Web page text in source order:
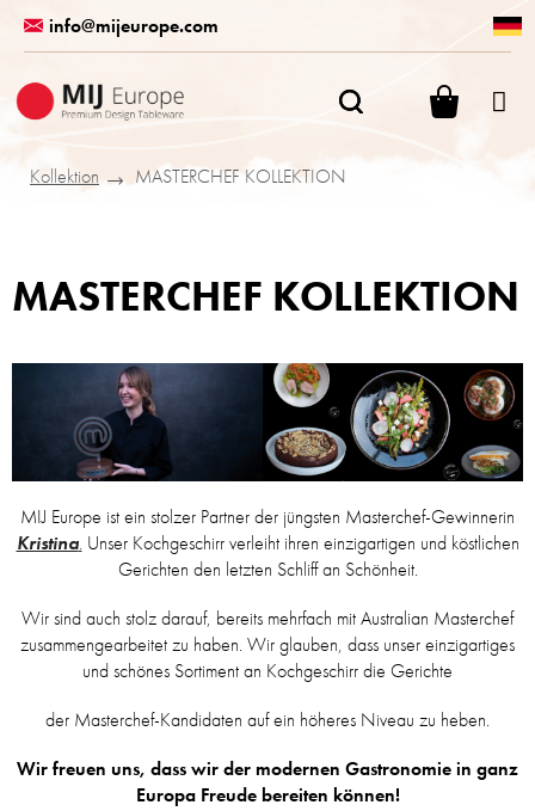
Inhalt
springen
info@mijeurope.com
Kollektion MASTERCHEF KOLLEKTION
MASTERCHEF KOLLEKTION
MIJ Europe ist ein stolzer Partner der jüngsten Masterchef-Gewinnerin
Kristina. Unser Kochgeschirr verleiht ihren einzigartigen und köstlichen
Gerichten den letzten Schliff an Schönheit.
Wir sind auch stolz darauf, bereits mehrfach mit Australian Masterchef
zusammengearbeitet zu haben. Wir glauben, dass unser einzigartiges
und schönes Sortiment an Kochgeschirr die Gerichte
der Masterchef-Kandidaten auf ein höheres Niveau zu heben.
Wir freuen uns, dass wir der modernen Gastronomie in ganz
Europa Freude bereiten können!